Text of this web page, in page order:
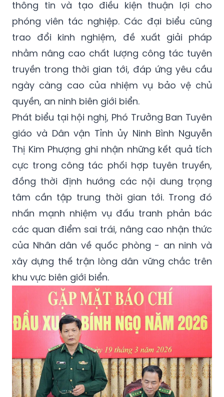
thông tin và tạo điều kiện thuận lợi cho
phóng viên tác nghiệp. Các đại biểu cũng
trao đổi kinh nghiệm, đề xuất giải pháp
nhằm nâng cao chất lượng công tác tuyên
truyền trong thời gian tới, đáp ứng yêu cầu
ngày càng cao của nhiệm vụ bảo vệ chủ
quyền, an ninh biên giới biển.
Phát biểu tại hội nghị, Phó Trưởng Ban Tuyên
giáo và Dân vận Tỉnh ủy Ninh Bình Nguyễn
Thị Kim Phượng ghi nhận những kết quả tích
cực trong công tác phối hợp tuyên truyền,
đồng thời định hướng các nội dung trọng
tâm cần tập trung thời gian tới. Trong đó
nhấn mạnh nhiệm vụ đấu tranh phản bác
các quan điểm sai trái, nâng cao nhận thức
của Nhân dân về quốc phòng - an ninh và
xây dựng thế trận lòng dân vững chắc trên
khu vực biên giới biển.